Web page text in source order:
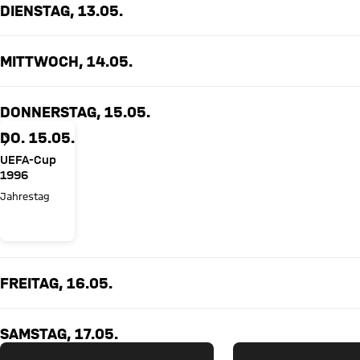
DIENSTAG, 13.05.
MITTWOCH, 14.05.
DONNERSTAG, 15.05.
DO. 15.05.
UEFA-Cup
1996
Jahrestag
FREITAG, 16.05.
SAMSTAG, 17.05.